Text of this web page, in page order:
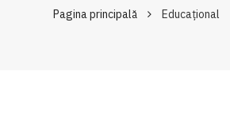
Pagina principală Educațional